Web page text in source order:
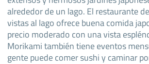
alrededor de un lago. El restaurante
vistas al lago ofrece buena comida
precio moderado con una vista
Morikami también tiene eventos
gente puede comer sushi y caminar